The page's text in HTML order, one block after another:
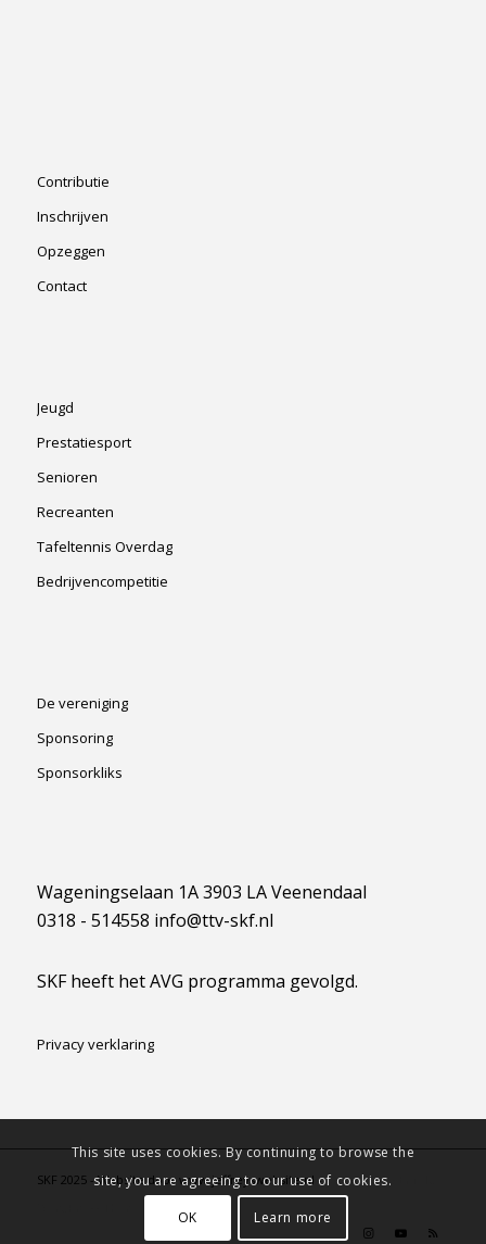
Contributie
Inschrijven
Opzeggen
Contact
Jeugd
Prestatiesport
Senioren
Recreanten
Tafeltennis Overdag
Bedrijvencompetitie
De vereniging
Sponsoring
Sponsorkliks
Wageningselaan 1A 3903 LA Veenendaal
0318 - 514558 info@ttv-skf.nl
SKF heeft het AVG programma gevolgd.
Privacy verklaring
SKF 2025 - Website door www.jeffreyswebsite.nl -powered by Enfold
This site uses cookies. By continuing to browse the
site, you are agreeing to our use of cookies.
OK Learn more